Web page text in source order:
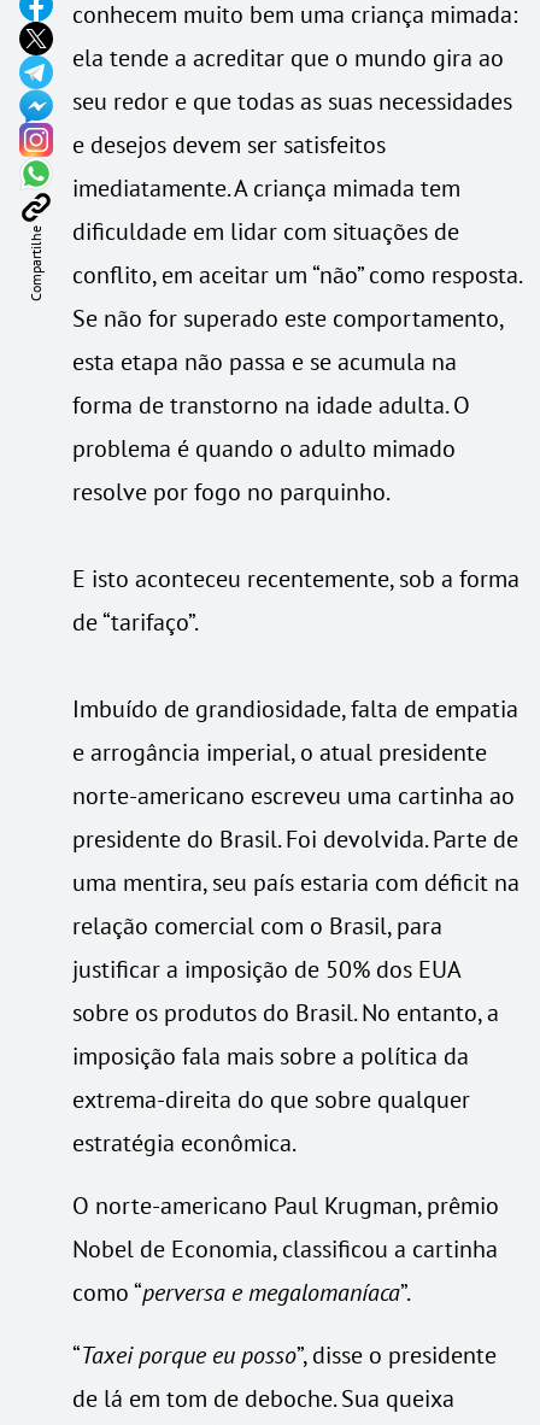
Compartilhe
conhecem muito bem uma criança mimada:
ela tende a acreditar que o mundo gira ao
seu redor e que todas as suas necessidades
e desejos devem ser satisfeitos
imediatamente. A criança mimada tem
dificuldade em lidar com situações de
conflito, em aceitar um “não” como resposta.
Se não for superado este comportamento,
esta etapa não passa e se acumula na
forma de transtorno na idade adulta. O
problema é quando o adulto mimado
resolve por fogo no parquinho.
E isto aconteceu recentemente, sob a forma
de “tarifaço”.
Imbuído de grandiosidade, falta de empatia
e arrogância imperial, o atual presidente
norte-americano escreveu uma cartinha ao
presidente do Brasil. Foi devolvida. Parte de
uma mentira, seu país estaria com déficit na
relação comercial com o Brasil, para
justificar a imposição de 50% dos EUA
sobre os produtos do Brasil. No entanto, a
imposição fala mais sobre a política da
extrema-direita do que sobre qualquer
estratégia econômica.
O norte-americano Paul Krugman, prêmio
Nobel de Economia, classificou a cartinha
como “perversa e megalomaníaca”.
“Taxei porque eu posso”, disse o presidente
de lá em tom de deboche. Sua queixa